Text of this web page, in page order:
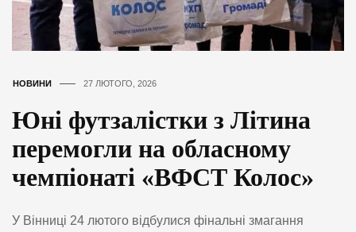
НОВИНИ 27 ЛЮТОГО, 2026
Юні футзалістки з Літина
перемогли на обласному
чемпіонаті «ВФСТ Колос»
У Вінниці 24 лютого відбулися фінальні змагання